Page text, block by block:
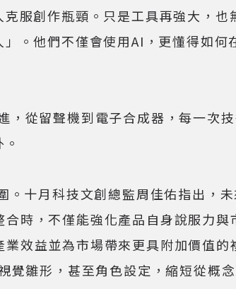
服創作瓶頸。只是工具再強大，
。他們不僅會使用AI，更懂得如
留聲機到電子合成器，每一次技
月科技文創總監周佳佑指出，未
時，不僅能強化產品自身說服力
效益並為市場帶來更具附加價值
雛形，甚至角色設定，縮短從概